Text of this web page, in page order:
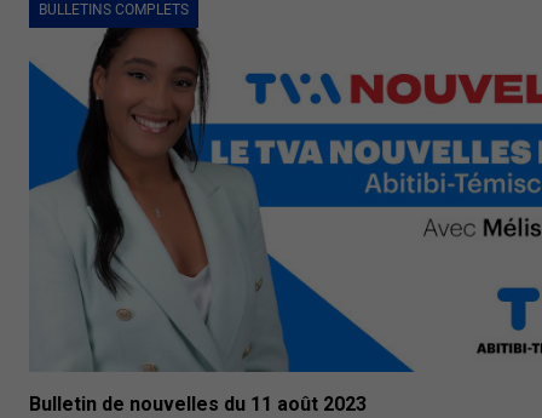
BULLETINS COMPLETS
Bulletin de nouvelles du 11 août 2023